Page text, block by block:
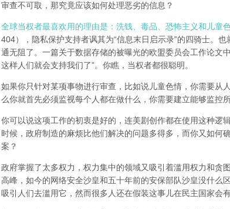
审查不可取，那究竟应该如何处理恶劣的信息？
全球当权者最喜欢用的理由是：洗钱、毒品、恐怖主义和儿童
404），隐私保护支持者讽其为“信息末日启示录”的四骑士。
通无阻了。一篇关于数据存储的被曝光的欧盟委员会工作论文
这样人们就会支持我们了”。你瞧，当权者都很聪明。
如果你只针对某项事物进行审查，比如说儿童色情，你需要从
么你就首先必须监视每个人都在做什么，你需要建立能够监控
你可以说这项工作的初衷是好的，连美剧创作都在使用这种逻
时候，政府制造的麻烦比他们解决的问题多得多，而你又如何
案？
政府掌握了太多权力，权力集中的领域又吸引着滥用权力和贪
高峰， 如今的网络安全沙皇和五十年前的安保部队沙皇没什么
吸引人们去滥用它，然而很多人还在假装这事儿在民主国家会有